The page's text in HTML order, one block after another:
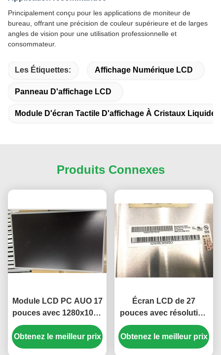
Principalement conçu pour les applications de moniteur de
bureau, offrant une précision de couleur supérieure et de larges
angles de vision pour une utilisation professionnelle et
consommateur.
Les Étiquettes: Affichage Numérique LCD
Panneau D'affichage LCD
Module D'écran Tactile D'affichage À Cristaux Liquides
Produits Connexes
Module LCD PC AUO 17
pouces avec 1280x1024
pixels et connecteur 51
broches M170ETN01.1
Obtenez le meilleur prix
Écran LCD de 27
pouces avec résolution
FHD de 1920x1080
pixels et luminosité de
300 cd/m²
Obtenez le meilleur prix